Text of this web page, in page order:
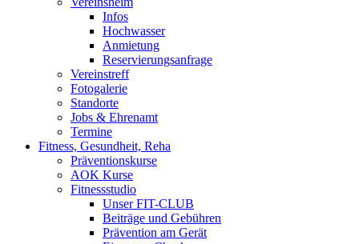
Infos
Hochwasser
Anmietung
Reservierungsanfrage
Vereinstreff
Fotogalerie
Standorte
Jobs & Ehrenamt
Termine
Fitness, Gesundheit, Reha
Präventionskurse
AOK Kurse
Fitnessstudio
Unser FIT-CLUB
Beiträge und Gebühren
Prävention am Gerät